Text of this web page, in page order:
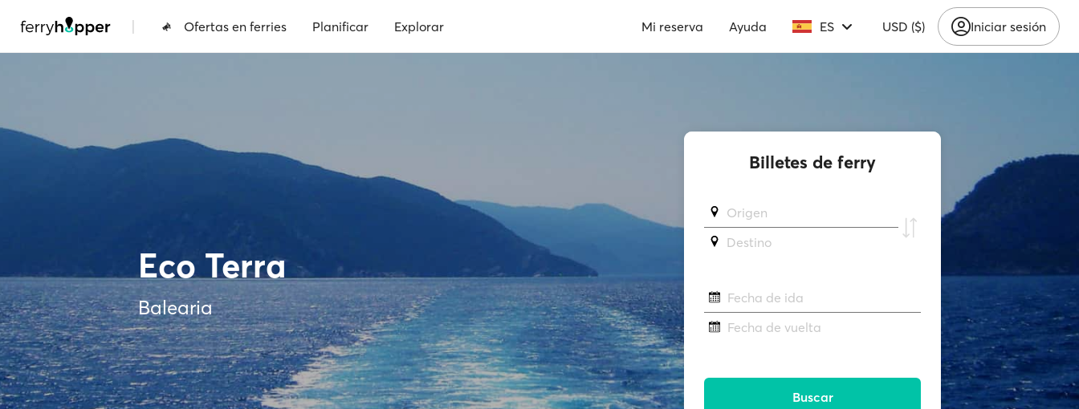
| Ofertas en ferries Planificar Explorar Mi reserva Ayuda ES USD ($) Iniciar sesión
Eco Terra
Balearia
Billetes de ferry
Origen
Destino
Fecha de ida
Fecha de vuelta
Buscar